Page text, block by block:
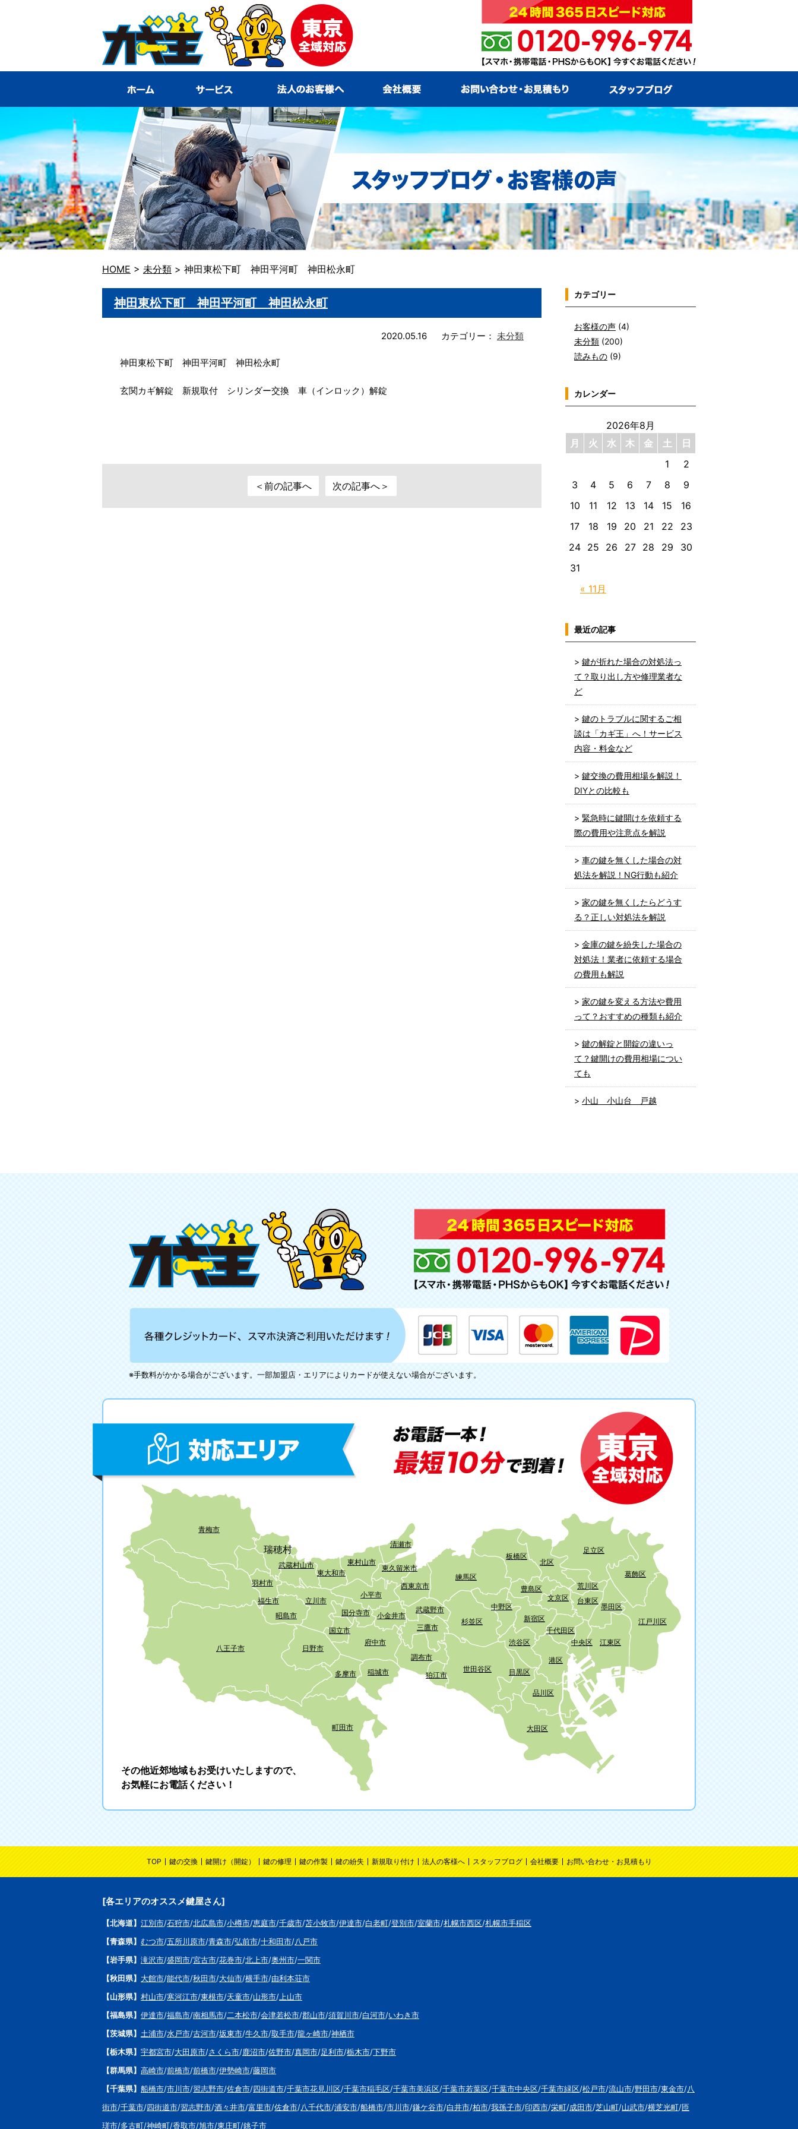
HOME > 未分類 > 神田東松下町 神田平河町 神田松永町
神田東松下町 神田平河町 神田松永町
2020.05.16 カテゴリー： 未分類
神田東松下町 神田平河町 神田松永町
玄関カギ解錠 新規取付 シリンダー交換 車（インロック）解錠
＜前の記事へ 次の記事へ＞
カテゴリー
お客様の声 (4)
未分類 (200)
読みもの (9)
カレンダー
2026年8月
月
火 水 木 金 土 日
« 11月
1
2
3
4 5 6 7 8
9
10
11 12 13 14 15
16
17
18 19 20 21 22
23
24 25 26 27 28 29
30
31
最近の記事
鍵が折れた場合の対処法っ
て？取り出し方や修理業者な
ど
鍵のトラブルに関するご相
談は「カギ王」へ！サービス
内容・料金など
鍵交換の費用相場を解説！
DIYとの比較も
緊急時に鍵開けを依頼する
際の費用や注意点を解説
車の鍵を無くした場合の対
処法を解説！NG行動も紹介
家の鍵を無くしたらどうす
る？正しい対処法を解説
金庫の鍵を紛失した場合の
対処法！業者に依頼する場合
の費用も解説
家の鍵を変える方法や費用
って？おすすめの種類も紹介
鍵の解錠と開錠の違いっ
て？鍵開けの費用相場につい
ても
小山 小山台 戸越
※手数料がかかる場合がございます。一部加盟店・エリアによりカードが使えない場合がございます。
その他近郊地域もお受けいたしますので、
お気軽にお電話ください！
足立区
葛飾区
荒川区
台東区
墨田区
江戸川区
江東区
北区
文京区
板橋区
豊島区
新宿区
千代田区
中央区
港区
練馬区
中野区
渋谷区
目黒区
品川区
大田区
杉並区
世田谷区
狛江市
調布市
三鷹市
武蔵野市
西東京市
清瀬市
東久留米市
小金井市
東村山市
小平市
国分寺市
国立市
府中市
稲城市
多摩市
町田市
東大和市
立川市
日野市
武蔵村山市
昭島市
瑞穂村
羽村市
福生市
八王子市
青梅市
TOP 鍵の交換 鍵開け（開錠） 鍵の修理 鍵の作製 鍵の紛失 新規取り付け 法人の客様へ スタッフブログ 会社概要 お問い合わせ・お見積もり
[各エリアのオススメ鍵屋さん]
【北海道】 江別市/石狩市/北広島市/小樽市/恵庭市/千歳市/苫小牧市/伊達市/白老町/登別市/室蘭市/札幌市西区/札幌市手稲区
【青森県】 むつ市/五所川原市/青森市/弘前市/十和田市/八戸市
【岩手県】 滝沢市/盛岡市/宮古市/花巻市/北上市/奥州市/一関市
【秋田県】 大館市/能代市/秋田市/大仙市/横手市/由利本荘市
【山形県】 村山市/寒河江市/東根市/天童市/山形市/ 上山市
【福島県】 伊達市/福島市/南相馬市/二本松市/会津若松市/郡山市/須賀川市/白河市/いわき市
【茨城県】 土浦市/水戸市/古河市/坂東市/牛久市/取手市/龍ヶ崎市/神栖市
【栃木県】 宇都宮市/大田原市/さくら市/鹿沼市/佐野市/真岡市/足利市/栃木市/下野市
【群馬県】 高崎市/前橋市/前橋市/伊勢崎市/藤岡市
【千葉県】 船橋市/市川市/習志野市/佐倉市/四街道市/千葉市花見川区/千葉市稲毛区/千葉市美浜区/千葉市若葉区/千葉市中央区/千葉市緑区/松戸市/流山市/野田市/東金市/八
街市/千葉市/四街道市/習志野市/酒々井市/富里市/佐倉市/八千代市/浦安市/船橋市/市川市/鎌ケ谷市/白井市/柏市/我孫子市/印西市/栄町/成田市/芝山町/山武市/横芝光町/匝
瑳市/多古町/神崎町/香取市/旭市/東庄町/銚子市